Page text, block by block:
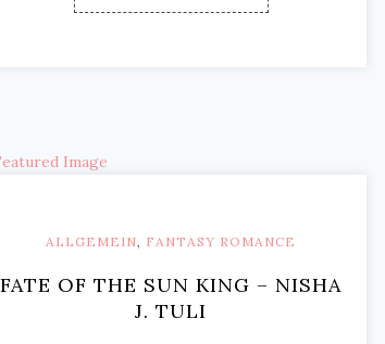
ALLGEMEIN, FANTASY ROMANCE
FATE OF THE SUN KING – NISHA
J. TULI